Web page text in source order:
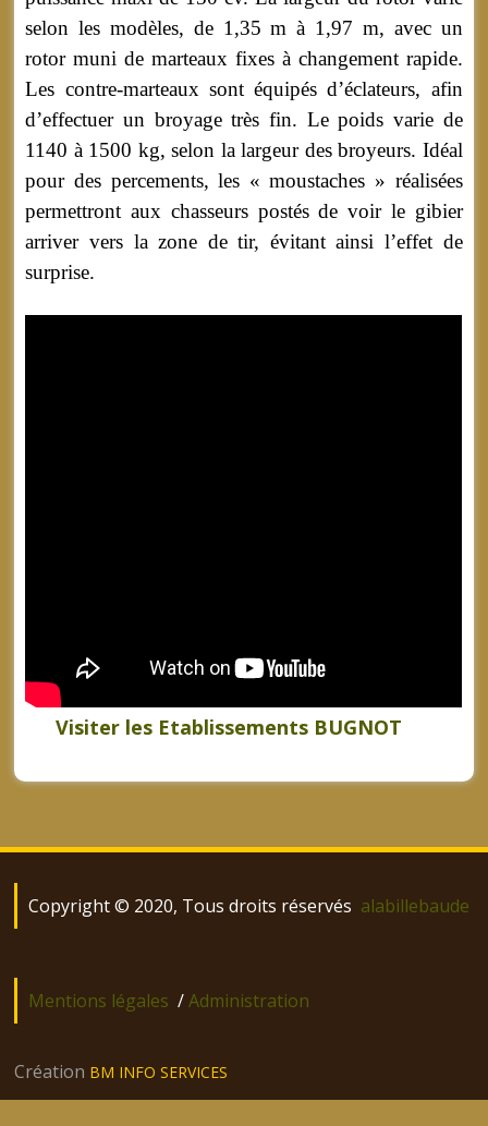
selon les modèles, de 1,35 m à 1,97 m, avec un
rotor muni de marteaux fixes à changement rapide.
Les contre-marteaux sont équipés d’éclateurs, afin
d’effectuer un broyage très fin. Le poids varie de
1140 à 1500 kg, selon la largeur des broyeurs. Idéal
pour des percements, les « moustaches » réalisées
permettront aux chasseurs postés de voir le gibier
arriver vers la zone de tir, évitant ainsi l’effet de
surprise.
Visiter les Etablissements BUGNOT
Copyright © 2020, Tous droits réservés alabillebaude
Mentions légales /Administration
Création BM INFO SERVICES